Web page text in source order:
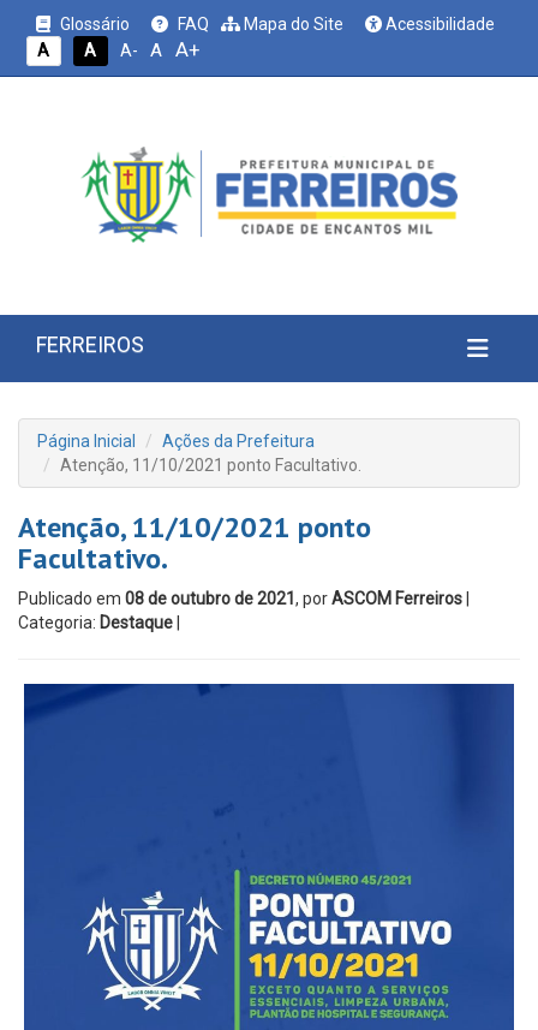
Glossário FAQ Mapa do Site
Acessibilidade
A
A A- A A+
FERREIROS
Página Inicial
Ações da Prefeitura
Atenção, 11/10/2021 ponto Facultativo.
Atenção, 11/10/2021 ponto
Facultativo.
Publicado em 08 de outubro de 2021 , porASCOM Ferreiros
Categoria: Destaque